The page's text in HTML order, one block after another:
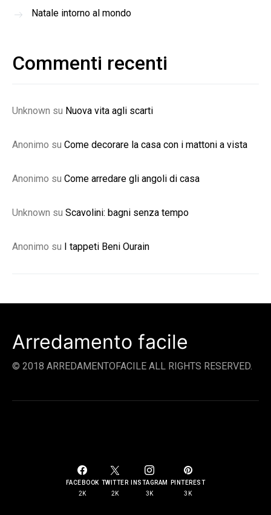
Natale intorno al mondo
Commenti recenti
Unknown su Nuova vita agli scarti
Anonimo su Come decorare la casa con i mattoni a vista
Anonimo su Come arredare gli angoli di casa
Unknown su Scavolini: bagni senza tempo
Anonimo su I tappeti Beni Ourain
Arredamento facile
© 2018 ARREDAMENTOFACILE ALL RIGHTS RESERVED.
FACEBOOK
2K
TWITTER
2K
INSTAGRAM
3K
PINTEREST
3K